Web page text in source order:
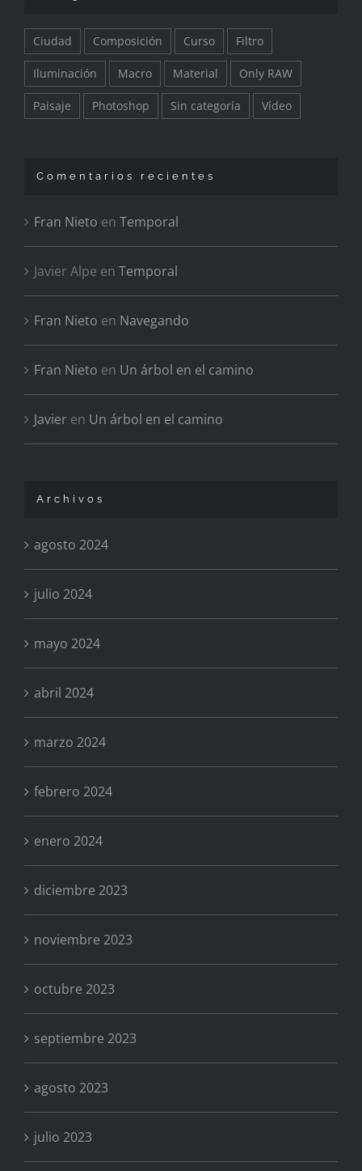
Ciudad Composición Curso Filtro
Iluminación Macro Material Only RAW
Paisaje Photoshop Sin categoría Vídeo
Comentarios recientes
Fran Nieto en Temporal
Javier Alpe en Temporal
Fran Nieto en Navegando
Fran Nieto en Un árbol en el camino
Javier en Un árbol en el camino
Archivos
agosto 2024
julio 2024
mayo 2024
abril 2024
marzo 2024
febrero 2024
enero 2024
diciembre 2023
noviembre 2023
octubre 2023
septiembre 2023
agosto 2023
julio 2023